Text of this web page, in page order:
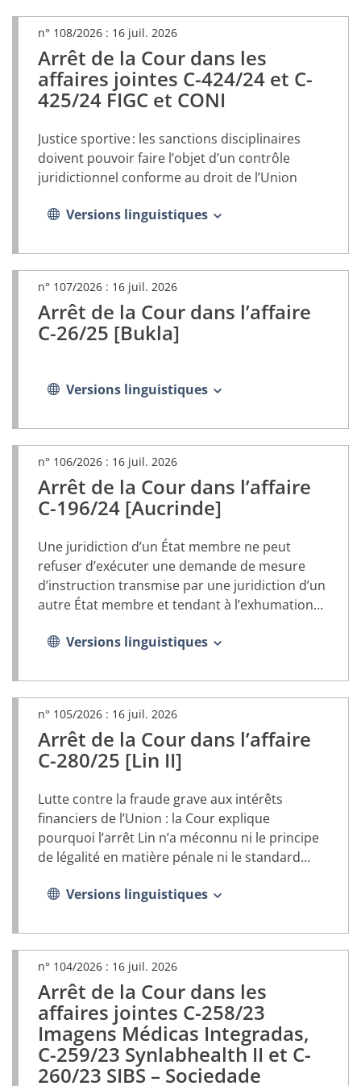
n° 108/2026 : 16 juil. 2026
Arrêt de la Cour dans les
affaires jointes C-424/24 et C-
425/24 FIGC et CONI
(document
PDF,
s’ouvrira
dans
nouvel
onglet)
Justice sportive : les sanctions disciplinaires
doivent pouvoir faire l’objet d’un contrôle
juridictionnel conforme au droit de l’Union
Versions linguistiques
n° 107/2026 : 16 juil. 2026
Arrêt de la Cour dans l’affaire
C-26/25 [Bukla]
(document
PDF,
s’ouvrira
nouvelVersions linguistiques
n° 106/2026 : 16 juil. 2026
Arrêt de la Cour dans l’affaire
C-196/24 [Aucrinde]
(document
PDF,
s’ouvrira
un
nouvel
onglet)
Une juridiction d’un État membre ne peut
refuser d’exécuter une demande de mesure
d’instruction transmise par une juridiction d’un
autre État membre et tendant à l’exhumation
lien de filiation, au seul motif que son droit
Versions linguistiques
n° 105/2026 : 16 juil. 2026
Arrêt de la Cour dans l’affaire
C-280/25 [Lin II]
(document
PDF,
s’ouvrira
un
nouvel
onglet)
Lutte contre la fraude grave aux intérêts
financiers de l’Union : la Cour explique
pourquoi l’arrêt Lin n’a méconnu ni le principe
de légalité en matière pénale ni le standard
fondamentaux interdisant au juge de combiner
régime de prescription dans cette matière
Versions linguistiques
n° 104/2026 : 16 juil. 2026
Arrêt de la Cour dans les
affaires jointes C-258/23
Imagens Médicas Integradas,
C-259/23 Synlabhealth II et C-
260/23 SIBS – Sociedade
(document
PDF,
s’ouvrira
dans
un
nouvel